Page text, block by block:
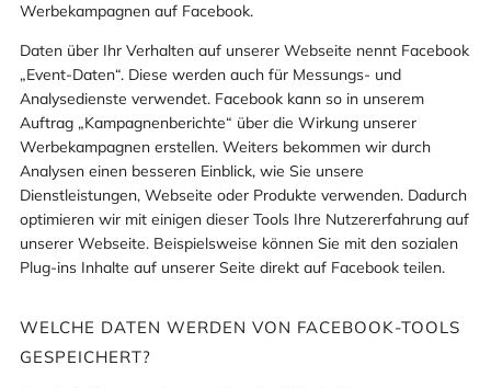
Werbekampagnen auf Facebook.
Daten über Ihr Verhalten auf unserer Webseite nennt Facebook
„Event-Daten“. Diese werden auch für Messungs- und
Analysedienste verwendet. Facebook kann so in unserem
Auftrag „Kampagnenberichte“ über die Wirkung unserer
Werbekampagnen erstellen. Weiters bekommen wir durch
Analysen einen besseren Einblick, wie Sie unsere
Dienstleistungen, Webseite oder Produkte verwenden. Dadurch
optimieren wir mit einigen dieser Tools Ihre Nutzererfahrung auf
unserer Webseite. Beispielsweise können Sie mit den sozialen
Plug-ins Inhalte auf unserer Seite direkt auf Facebook teilen.
WELCHE DATEN WERDEN VON FACEBOOK-TOOLS
GESPEICHERT?